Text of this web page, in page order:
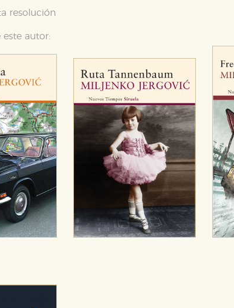
resolución
autor:
son necesarias para que nuestro sitio web
desde el navegador, pero en ese caso es posible que
de rendimiento y analíticas
se utilizan para mejorar su experiencia de
de servicios para que no tenga que
anónima.
de publicidad y redes sociales
son gestionadas por nuestros socios publicitarios
No almacenan directamente información personal
de internet.
CONFIGURACIÓN